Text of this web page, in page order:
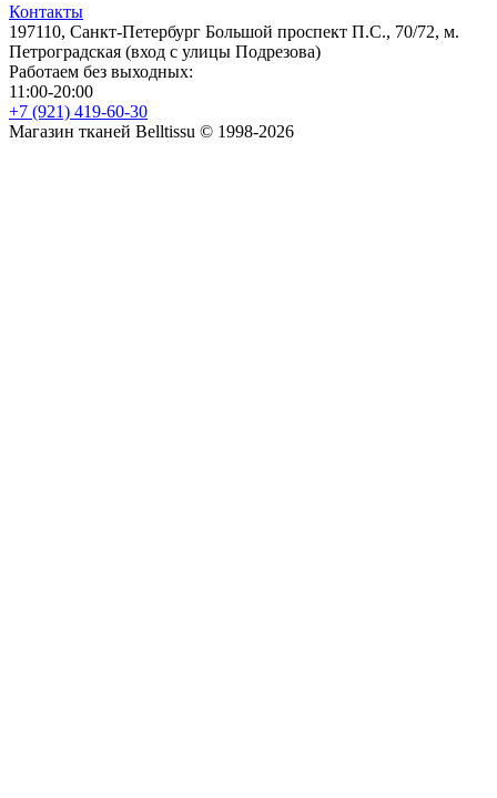
Контакты
197110, Санкт-Петербург Большой проспект П.С., 70/72, м.
Петроградская (вход с улицы Подрезова)
Работаем без выходных:
11:00-20:00
+7 (921) 419-60-30
Магазин тканей Belltissu © 1998-2026